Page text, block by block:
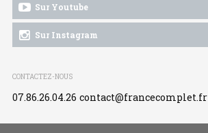
Sur Youtube
Sur Instagram
CONTACTEZ-NOUS
07.86.26.04.26 contact@francecomplet.fr